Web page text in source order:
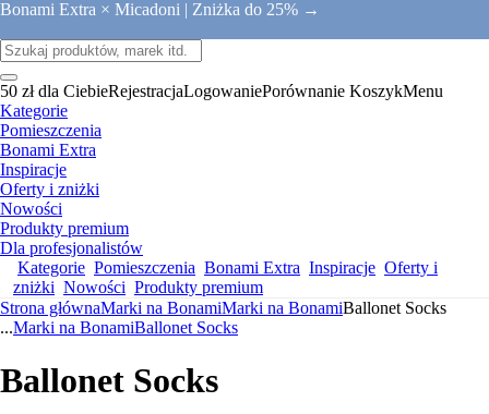
Bonami Extra × Micadoni | Zniżka do 25% →
50 zł dla CiebieRejestracjaLogowaniePorównanie KoszykMenu
Kategorie
Pomieszczenia
Bonami Extra
Inspiracje
Oferty i zniżki
Nowości
Produkty premium
Dla profesjonalistów
Kategorie Pomieszczenia Bonami Extra Inspiracje Oferty i
zniżki Nowości Produkty premium
Strona głównaMarki na BonamiMarki na BonamiBallonet Socks
...Marki na BonamiBallonet Socks
Ballonet Socks